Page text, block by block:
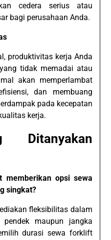
cedera serius atau
bagi perusahaan Anda.
produktivitas kerja Anda
tidak memadai atau
akan memperlambat
dan membuang
pada kecepatan
kerja.
Ditanyakan
memberikan opsi sewa
singkat?
fleksibilitas dalam
maupun jangka
durasi sewa forklift